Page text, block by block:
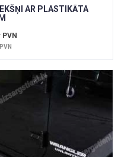
AR PLASTIKĀTA
PVN